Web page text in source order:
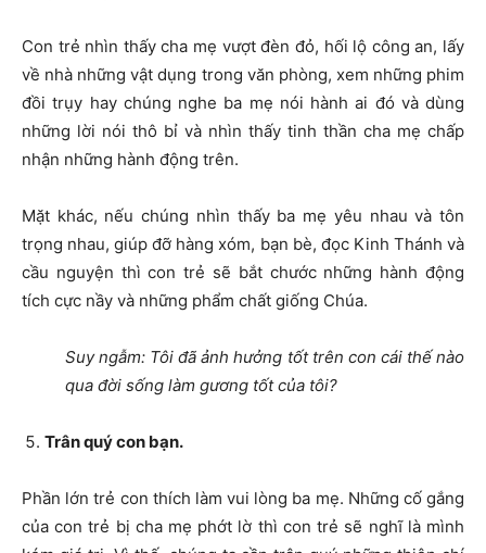
Con trẻ nhìn thấy cha mẹ vượt đèn đỏ, hối lộ công an, lấy
về nhà những vật dụng trong văn phòng, xem những phim
đồi trụy hay chúng nghe ba mẹ nói hành ai đó và dùng
những lời nói thô bỉ và nhìn thấy tinh thần cha mẹ chấp
nhận những hành động trên.
Mặt khác, nếu chúng nhìn thấy ba mẹ yêu nhau và tôn
trọng nhau, giúp đỡ hàng xóm, bạn bè, đọc Kinh Thánh và
cầu nguyện thì con trẻ sẽ bắt chước những hành động
tích cực nầy và những phẩm chất giống Chúa.
Suy ngẫm: Tôi đã ảnh hưởng tốt trên con cái thế nào
qua đời sống làm gương tốt của tôi?
Trân quý con bạn.
Phần lớn trẻ con thích làm vui lòng ba mẹ. Những cố gắng
của con trẻ bị cha mẹ phớt lờ thì con trẻ sẽ nghĩ là mình